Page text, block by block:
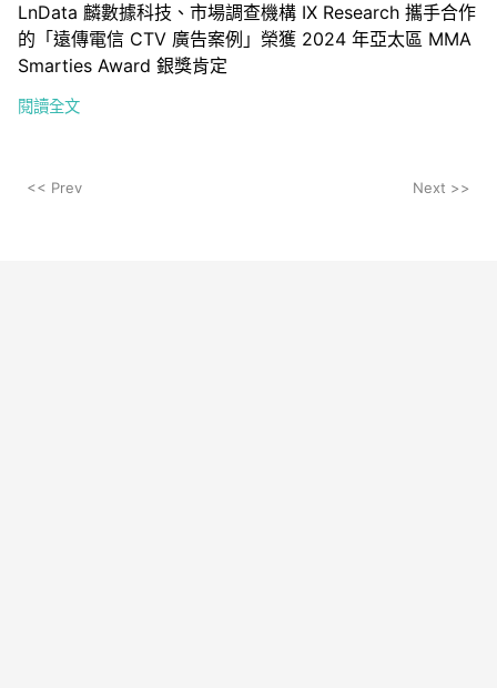
LnData 麟數據科技、市場調查機構 IX Research 攜手合作
的「遠傳電信 CTV 廣告案例」榮獲 2024 年亞太區 MMA
Smarties Award 銀獎肯定
閱讀全文
<< Prev Next >>